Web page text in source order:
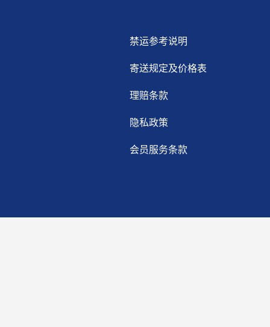
禁运参考说明
寄送规定及价格表
理赔条款
隐私政策
会员服务条款